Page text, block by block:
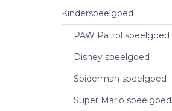
Kinderspeelgoed
PAW Patrol speelgoed
Disney speelgoed
Spiderman speelgoed
Super Mario speelgoed